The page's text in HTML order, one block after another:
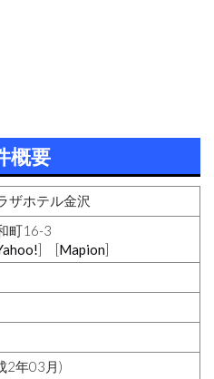
概要
ザホテル金沢
町16-3
] [Mapion]
2年03月)